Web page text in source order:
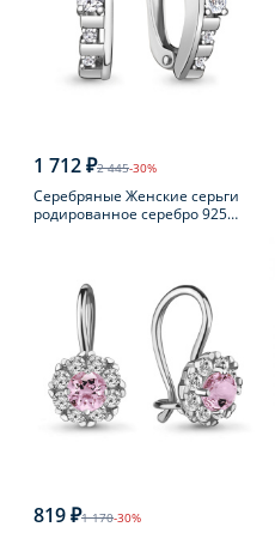
1 712 ₽2 445-30%
Серебряные Женские серьги
родированное серебро 925
819 ₽1 170-30%